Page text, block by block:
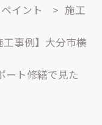
イント > 施工
工事例】大分市横
ート修繕で見た